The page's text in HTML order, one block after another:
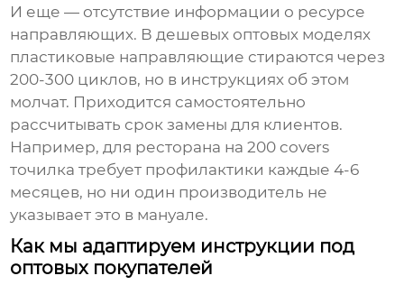
И еще — отсутствие информации о ресурсе
направляющих. В дешевых оптовых моделях
пластиковые направляющие стираются через
200-300 циклов, но в инструкциях об этом
молчат. Приходится самостоятельно
рассчитывать срок замены для клиентов.
Например, для ресторана на 200 covers
точилка требует профилактики каждые 4-6
месяцев, но ни один производитель не
указывает это в мануале.
Как мы адаптируем инструкции под
оптовых покупателей